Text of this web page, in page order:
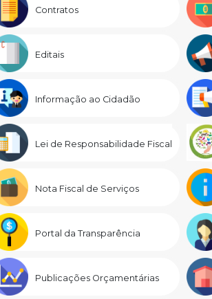
Contratos
Editais
Informação ao Cidadão
Lei de Responsabilidade Fiscal
Nota Fiscal de Serviços
Portal da Transparência
Publicações Orçamentárias